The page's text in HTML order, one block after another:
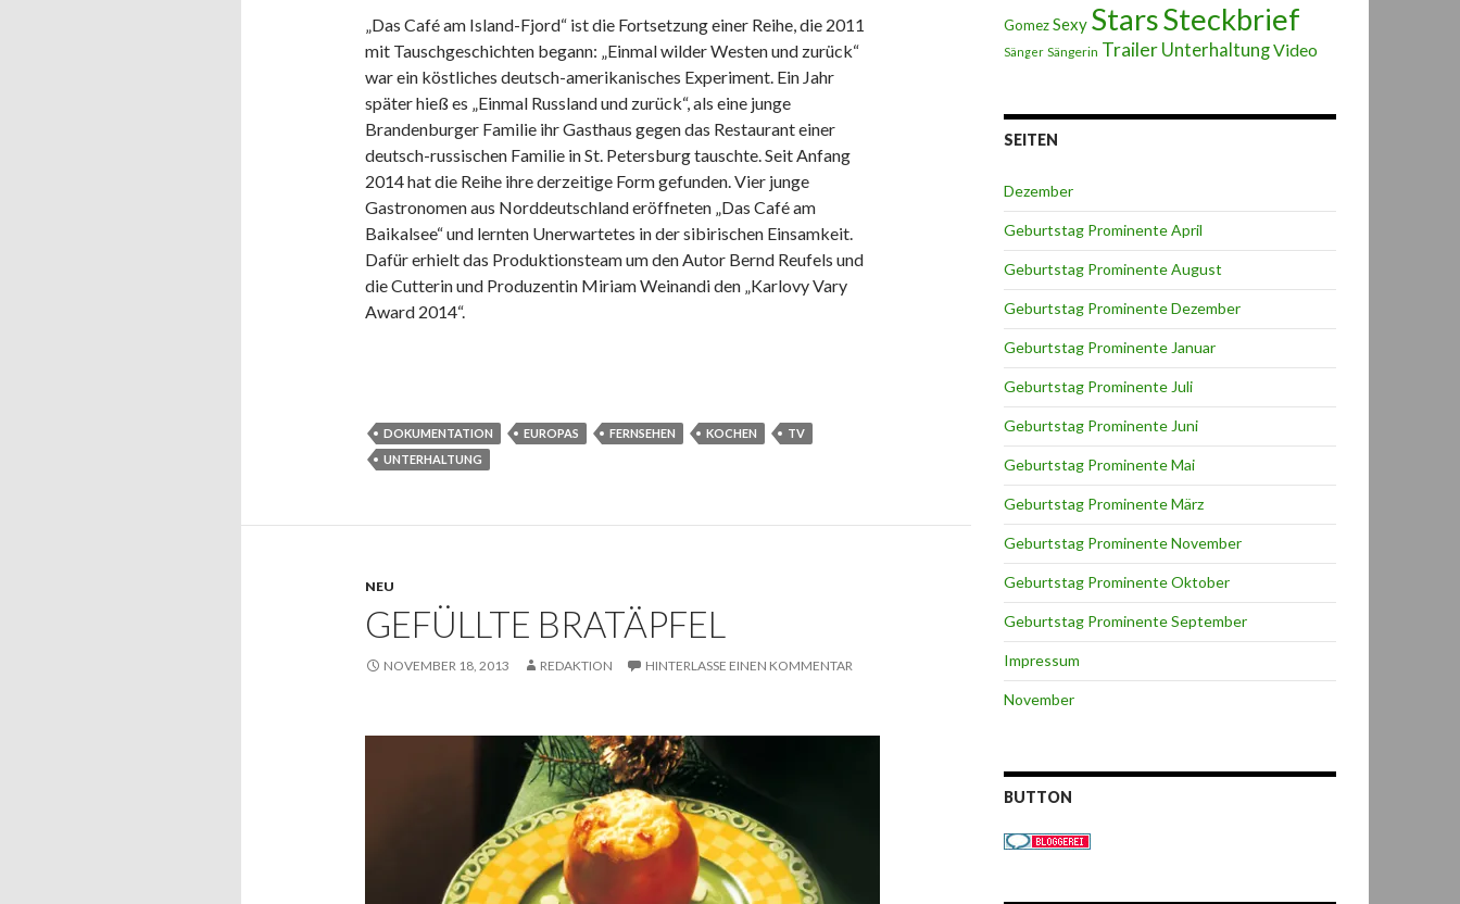
„Das Café am Island-Fjord“ ist die Fortsetzung einer Reihe, die 2011
mit Tauschgeschichten begann: „Einmal wilder Westen und zurück“
war ein köstliches deutsch-amerikanisches Experiment. Ein Jahr
später hieß es „Einmal Russland und zurück“, als eine junge
Brandenburger Familie ihr Gasthaus gegen das Restaurant einer
deutsch-russischen Familie in St. Petersburg tauschte. Seit Anfang
2014 hat die Reihe ihre derzeitige Form gefunden. Vier junge
Gastronomen aus Norddeutschland eröffneten „Das Café am
Baikalsee“ und lernten Unerwartetes in der sibirischen Einsamkeit.
Dafür erhielt das Produktionsteam um den Autor Bernd Reufels und
die Cutterin und Produzentin Miriam Weinandi den „Karlovy Vary
Award 2014“.
DOKUMENTATION EUROPAS FERNSEHEN KOCHEN
TV
UNTERHALTUNG
NEU
GEFÜLLTE BRATÄPFEL
NOVEMBER 18, 2013 REDAKTION HINTERLASSE EINEN KOMMENTAR
GomezSexy StarsSteckbrief
Sänger Sängerin Trailer UnterhaltungVideo
SEITEN
Dezember
Geburtstag Prominente April
Geburtstag Prominente August
Geburtstag Prominente Dezember
Geburtstag Prominente Januar
Geburtstag Prominente Juli
Geburtstag Prominente Juni
Geburtstag Prominente Mai
Geburtstag Prominente März
Geburtstag Prominente November
Geburtstag Prominente Oktober
Geburtstag Prominente September
Impressum
November
BUTTON